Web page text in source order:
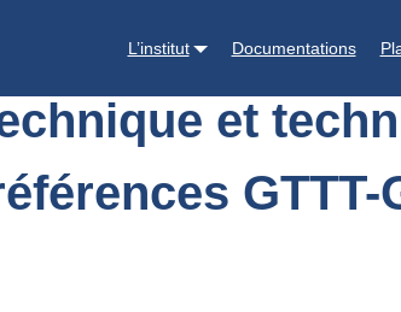
L’institut Documentations
et
GTTT-